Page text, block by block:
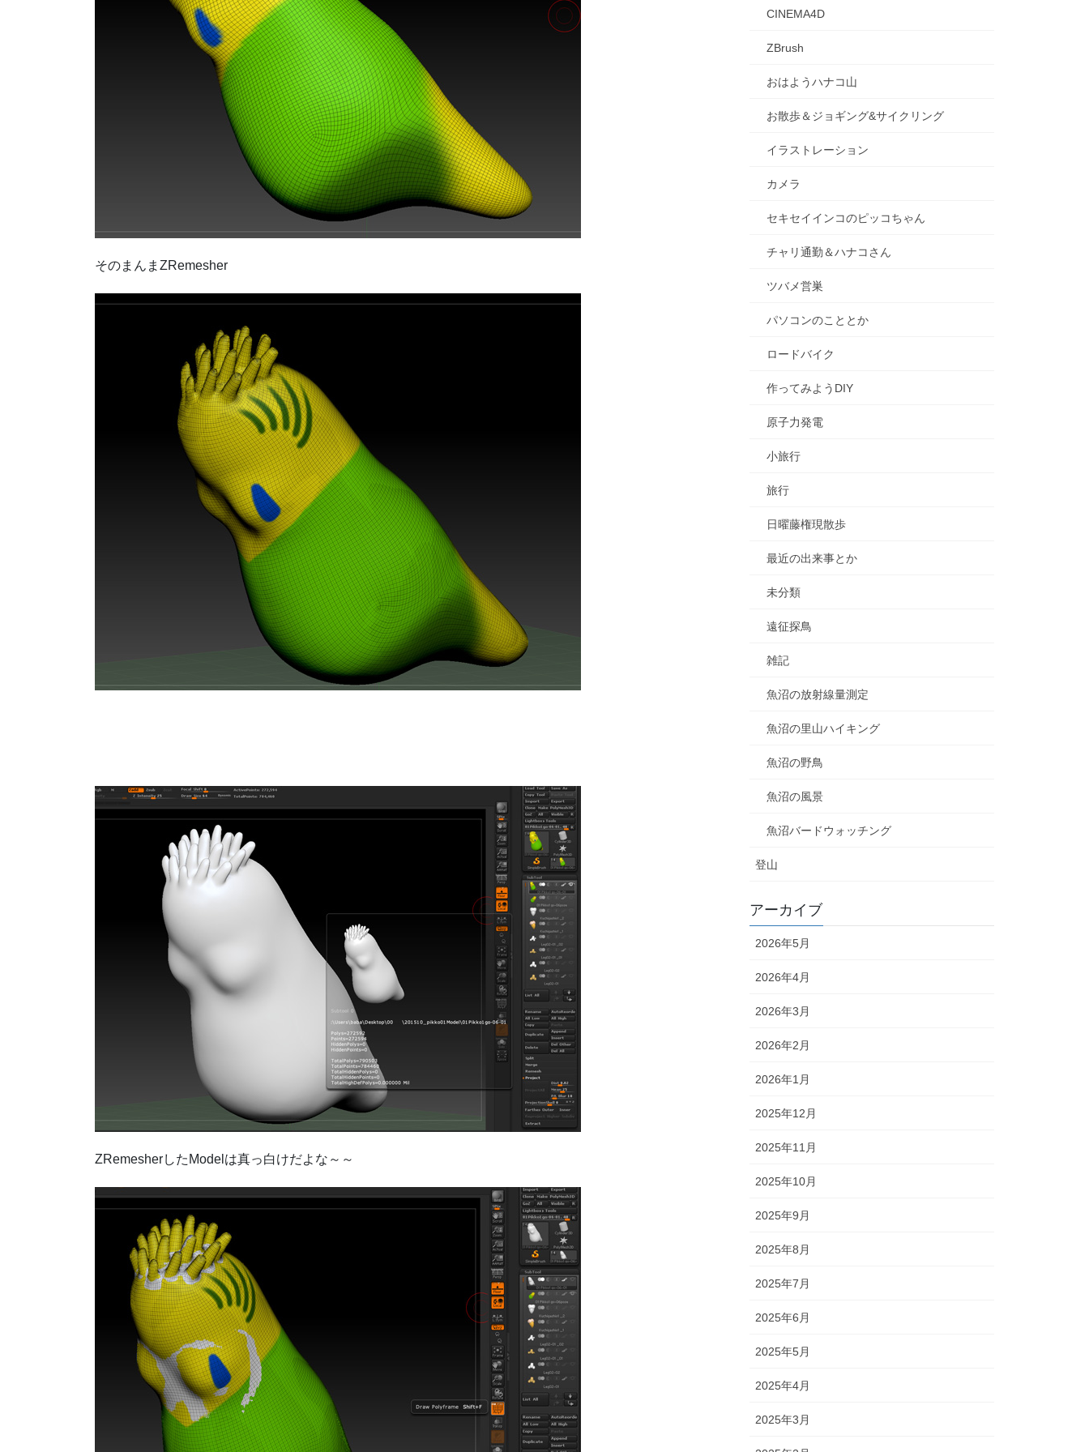
そのまんまZRemesher
ZRemesherしたModelは真っ白けだよな～～
CINEMA4D
ZBrush
おはようハナコ山
お散歩＆ジョギング&サイクリング
イラストレーション
カメラ
セキセイインコのピッコちゃん
チャリ通勤＆ハナコさん
ツバメ営巣
パソコンのこととか
ロードバイク
作ってみようDIY
原子力発電
小旅行
旅行
日曜藤権現散歩
最近の出来事とか
未分類
遠征探鳥
雑記
魚沼の放射線量測定
魚沼の里山ハイキング
魚沼の野鳥
魚沼の風景
魚沼バードウォッチング
登山
アーカイブ
2026年5月
2026年4月
2026年3月
2026年2月
2026年1月
2025年12月
2025年11月
2025年10月
2025年9月
2025年8月
2025年7月
2025年6月
2025年5月
2025年4月
2025年3月